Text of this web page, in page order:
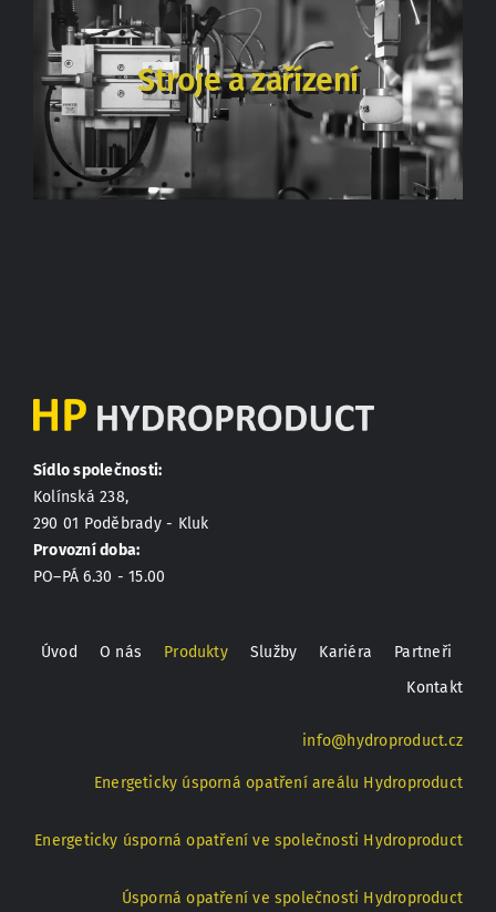
Stroje a zařízení
Sídlo společnosti:
Kolínská 238,
290 01 Poděbrady - Kluk
Provozní doba:
PO–PÁ 6.30 - 15.00
Úvod O nás Produkty Služby Kariéra
Partneři
Kontakt
info@hydroproduct.cz
Energeticky úsporná opatření areálu Hydroproduct
Energeticky úsporná opatření ve společnosti Hydroproduct
Úsporná opatření ve společnosti Hydroproduct